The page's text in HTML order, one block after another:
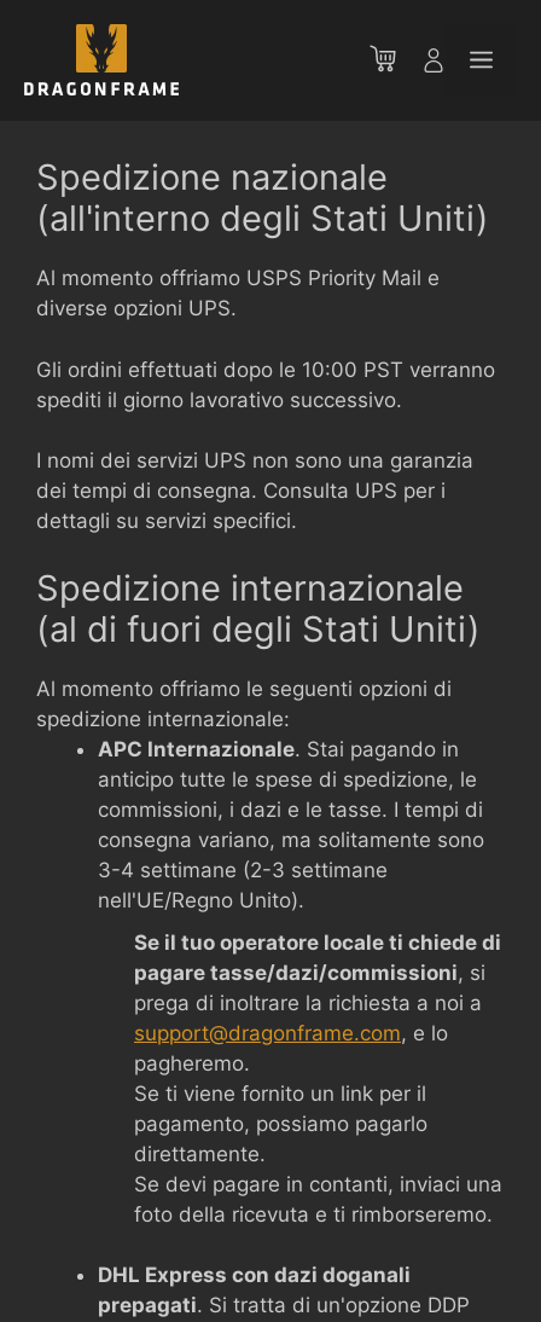
contenuto
Spedizione nazionale
(all'interno degli Stati Uniti)
Al momento offriamo USPS Priority Mail e
diverse opzioni UPS.
Gli ordini effettuati dopo le 10:00 PST verranno
spediti il giorno lavorativo successivo.
I nomi dei servizi UPS non sono una garanzia
dei tempi di consegna. Consulta UPS per i
dettagli su servizi specifici.
Spedizione internazionale
(al di fuori degli Stati Uniti)
Al momento offriamo le seguenti opzioni di
spedizione internazionale:
APC Internazionale. Stai pagando in
anticipo tutte le spese di spedizione, le
commissioni, i dazi e le tasse. I tempi di
consegna variano, ma solitamente sono
3-4 settimane (2-3 settimane
nell'UE/Regno Unito).
Se il tuo operatore locale ti chiede di
pagare tasse/dazi/commissioni, si
prega di inoltrare la richiesta a noi a
support@dragonframe.com, e lo
pagheremo.
Se ti viene fornito un link per il
pagamento, possiamo pagarlo
direttamente.
Se devi pagare in contanti, inviaci una
foto della ricevuta e ti rimborseremo.
DHL Express con dazi doganali
prepagati. Si tratta di un'opzione DDP